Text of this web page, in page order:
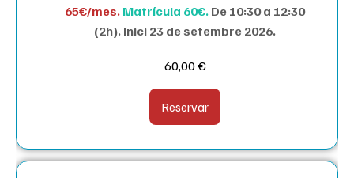
65€/mes. Matrícula 60€. De 10:30 a 12:30
(2h). Inici 23 de setembre 2026.
60,00€
Reservar